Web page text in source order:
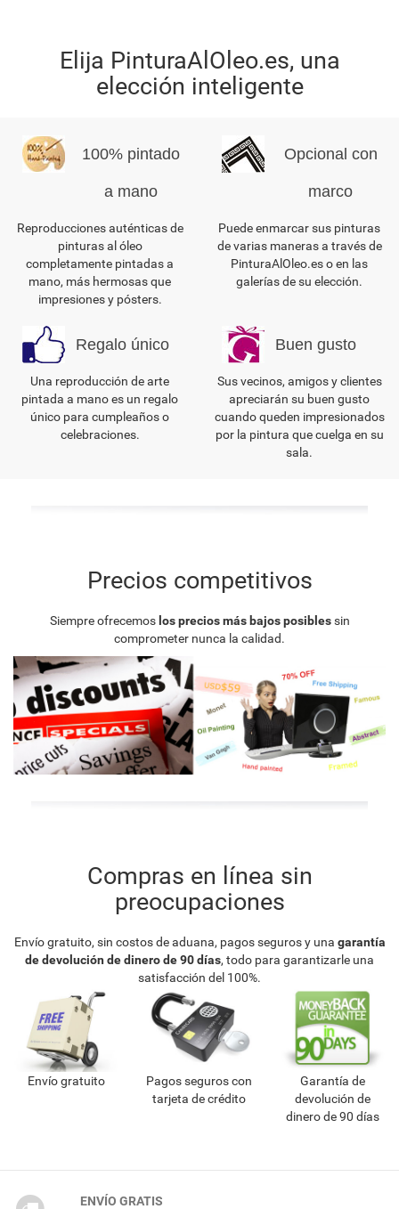
Elija PinturaAlOleo.es, una
elección inteligente
100% pintado
a mano
Reproducciones auténticas de
pinturas al óleo
completamente pintadas a
mano, más hermosas que
impresiones y pósters.
Opcional con
marco
Puede enmarcar sus pinturas
de varias maneras a través de
PinturaAlOleo.es o en las
galerías de su elección.
Regalo único
Una reproducción de arte
pintada a mano es un regalo
único para cumpleaños o
celebraciones.
Buen gusto
Sus vecinos, amigos y clientes
apreciarán su buen gusto
cuando queden impresionados
por la pintura que cuelga en su
sala.
Precios competitivos
Siempre ofrecemoslos precios más bajos posiblessin
comprometer nunca la calidad.
Compras en línea sin
preocupaciones
Envío gratuito, sin costos de aduana, pagos seguros y una garantía
de devolución de dinero de 90 días, todo para garantizarle una
satisfacción del 100%.
Envío gratuito
Pagos seguros con
tarjeta de crédito
Garantía de
devolución de
dinero de 90 días
ENVÍO GRATIS